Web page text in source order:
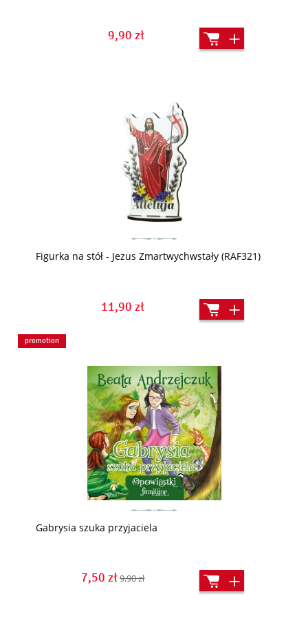
9,90 zł
Figurka na stół - Jezus Zmartwychwstały (RAF321)
11,90 zł
Gabrysia szuka przyjaciela
7,50 zł9,90 zł
promotion